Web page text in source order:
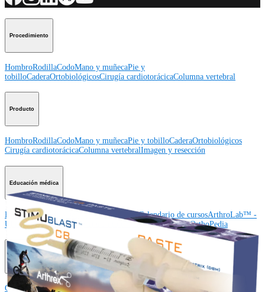
Procedimiento
HombroRodillaCodoMano y muñecaPie y
tobilloCaderaOrtobiológicosCirugía cardiotorácicaColumna vertebral
Producto
HombroRodillaCodoMano y muñecaPie y tobilloCaderaOrtobiológicos
Cirugía cardiotorácicaColumna vertebralImagen y resección
Educación médica
Educación médica Descripción de cursosCalendario de cursosArthroLab™ -
UbicacionesNuestro departamento de educación médicaOrthoPedia
Corporación
CorporaciónQuiénes somosEventos comunitariosDivulgación de la cadena